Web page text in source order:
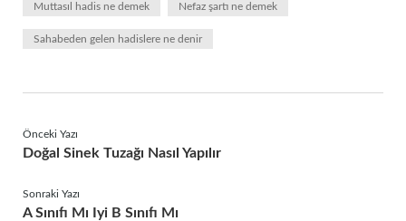
Muttasıl hadis ne demek Nefaz şartı ne demek
Sahabeden gelen hadislere ne denir
Önceki Yazı
Doğal Sinek Tuzağı Nasıl Yapılır
Sonraki Yazı
A Sınıfı Mı Iyi B Sınıfı Mı